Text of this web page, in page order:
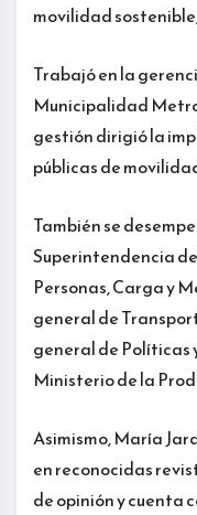
movilidad
Trabajó en la
Municipalidad
gestión dirigió la
públicas de
También se
Superintendencia
Personas, Carga y
general de
general de Políticas
Ministerio de la
Asimismo, María
en reconocidas
de opinión y cuenta